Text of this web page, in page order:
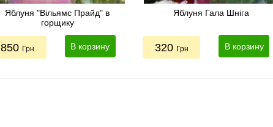
Яблуня "Вільямс Прайд" в
горщику
850 Грн В корзину
Яблуня Гала Шніга
320 Грн В корзину